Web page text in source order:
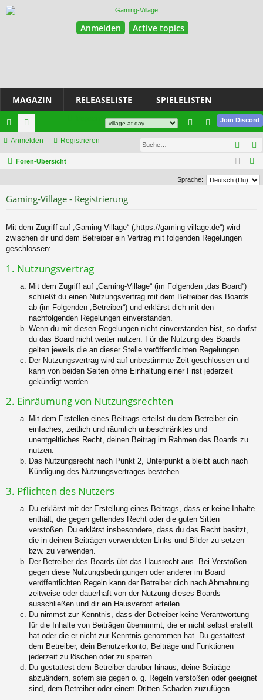
Anmelden Active topics
MAGAZIN RELEASELISTE SPIELELISTEN
ch
ne
or
en
rie
Join Discord
Anmelden Registrieren
Foren-Übersicht
u
c
Sprache:
Gaming-Village - Registrierung
Mit dem Zugriff auf „Gaming-Village“ („https://gaming-village.de“) wird
zwischen dir und dem Betreiber ein Vertrag mit folgenden Regelungen
geschlossen:
1. Nutzungsvertrag
Mit dem Zugriff auf „Gaming-Village“ (im Folgenden „das Board“)
schließt du einen Nutzungsvertrag mit dem Betreiber des Boards
ab (im Folgenden „Betreiber“) und erklärst dich mit den
nachfolgenden Regelungen einverstanden.
Wenn du mit diesen Regelungen nicht einverstanden bist, so darfst
du das Board nicht weiter nutzen. Für die Nutzung des Boards
gelten jeweils die an dieser Stelle veröffentlichten Regelungen.
Der Nutzungsvertrag wird auf unbestimmte Zeit geschlossen und
kann von beiden Seiten ohne Einhaltung einer Frist jederzeit
gekündigt werden.
2. Einräumung von Nutzungsrechten
Mit dem Erstellen eines Beitrags erteilst du dem Betreiber ein
einfaches, zeitlich und räumlich unbeschränktes und
unentgeltliches Recht, deinen Beitrag im Rahmen des Boards zu
nutzen.
Das Nutzungsrecht nach Punkt 2, Unterpunkt a bleibt auch nach
Kündigung des Nutzungsvertrages bestehen.
3. Pflichten des Nutzers
Du erklärst mit der Erstellung eines Beitrags, dass er keine Inhalte
enthält, die gegen geltendes Recht oder die guten Sitten
verstoßen. Du erklärst insbesondere, dass du das Recht besitzt,
die in deinen Beiträgen verwendeten Links und Bilder zu setzen
bzw. zu verwenden.
Der Betreiber des Boards übt das Hausrecht aus. Bei Verstößen
gegen diese Nutzungsbedingungen oder anderer im Board
veröffentlichten Regeln kann der Betreiber dich nach Abmahnung
zeitweise oder dauerhaft von der Nutzung dieses Boards
ausschließen und dir ein Hausverbot erteilen.
Du nimmst zur Kenntnis, dass der Betreiber keine Verantwortung
für die Inhalte von Beiträgen übernimmt, die er nicht selbst erstellt
hat oder die er nicht zur Kenntnis genommen hat. Du gestattest
dem Betreiber, dein Benutzerkonto, Beiträge und Funktionen
jederzeit zu löschen oder zu sperren.
Du gestattest dem Betreiber darüber hinaus, deine Beiträge
abzuändern, sofern sie gegen o. g. Regeln verstoßen oder geeignet
sind, dem Betreiber oder einem Dritten Schaden zuzufügen.